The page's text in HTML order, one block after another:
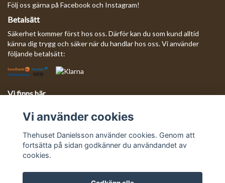
Följ oss gärna på Facebook och Instagram!
Betalsätt
Säkerhet kommer först hos oss. Därför kan du som kund alltid
känna dig trygg och säker när du handlar hos oss. Vi använder
följande betalsätt:
Vi finns här
Mejla oss så svarar vi så fort vi kan!
Vi använder cookies
Thehuset Danielsson använder cookies. Genom att
fortsätta på sidan godkänner du användandet av
cookies.